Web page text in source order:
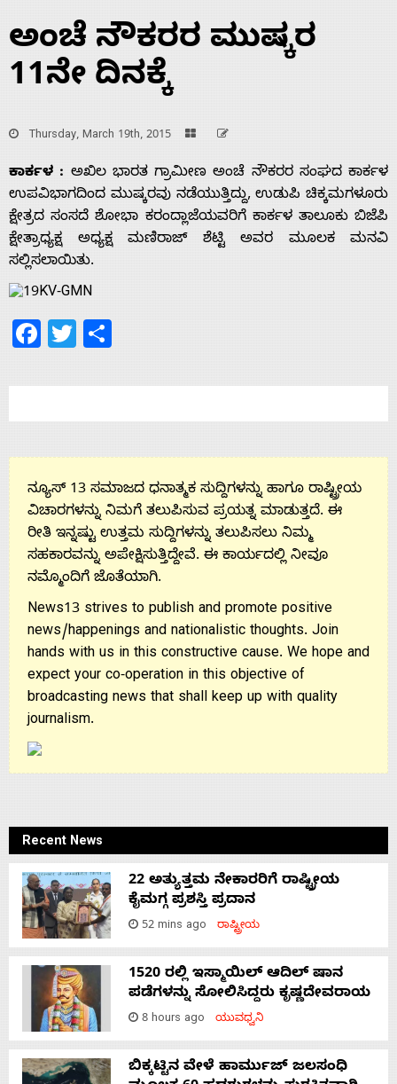
Home
About
Us
Advertise
With
s
Contact
Us
ಅಂಚೆ ನೌಕರರ ಮುಷ್ಕರ
11ನೇ ದಿನಕ್ಕೆ
Thursday, March 19th, 2015
ಕಾರ್ಕಳ : ಅಖಿಲ ಭಾರತ ಗ್ರಾಮೀಣ ಅಂಚೆ ನೌಕರರ ಸಂಘದ ಕಾರ್ಕಳ
ಉಪವಿಭಾಗದಿಂದ ಮುಷ್ಕರವು ನಡೆಯುತ್ತಿದ್ದು, ಉಡುಪಿ ಚಿಕ್ಕಮಗಳೂರು
ಕ್ಷೇತ್ರದ ಸಂಸದೆ ಶೋಭಾ ಕರಂದ್ಲಾಜೆಯವರಿಗೆ ಕಾರ್ಕಳ ತಾಲೂಕು ಬಿಜೆಪಿ
ಕ್ಷೇತ್ರಾಧ್ಯಕ್ಷ ಅಧ್ಯಕ್ಷ ಮಣಿರಾಜ್ ಶೆಟ್ಟಿ ಅವರ ಮೂಲಕ ಮನವಿ
ಸಲ್ಲಿಸಲಾಯಿತು.
Facebook
Twitter
ನ್ಯೂಸ್ 13 ಸಮಾಜದ ಧನಾತ್ಮಕ ಸುದ್ದಿಗಳನ್ನು ಹಾಗೂ ರಾಷ್ಟ್ರೀಯ
ವಿಚಾರಗಳನ್ನು ನಿಮಗೆ ತಲುಪಿಸುವ ಪ್ರಯತ್ನ ಮಾಡುತ್ತದೆ. ಈ
ರೀತಿ ಇನ್ನಷ್ಟು ಉತ್ತಮ ಸುದ್ದಿಗಳನ್ನು ತಲುಪಿಸಲು ನಿಮ್ಮ
ಸಹಕಾರವನ್ನು ಅಪೇಕ್ಷಿಸುತ್ತಿದ್ದೇವೆ. ಈ ಕಾರ್ಯದಲ್ಲಿ ನೀವೂ
ನಮ್ಮೊಂದಿಗೆ ಜೊತೆಯಾಗಿ.
News13 strives to publish and promote positive
news/happenings and nationalistic thoughts. Join
hands with us in this constructive cause. We hope and
expect your co-operation in this objective of
broadcasting news that shall keep up with quality
journalism.
Recent News
22 ಅತ್ಯುತ್ತಮ ನೇಕಾರರಿಗೆ ರಾಷ್ಟ್ರೀಯ
ಕೈಮಗ್ಗ ಪ್ರಶಸ್ತಿ ಪ್ರದಾನ
52 mins ago ರಾಷ್ಟ್ರೀಯ
1520 ರಲ್ಲಿ ಇಸ್ಮಾಯಿಲ್ ಆದಿಲ್ ಷಾನ
ಪಡೆಗಳನ್ನು ಸೋಲಿಸಿದ್ದರು ಕೃಷ್ಣದೇವರಾಯ
8 hours ago ಯುವಧ್ವನಿ
ಬಿಕ್ಕಟ್ಟಿನ ವೇಳೆ ಹಾರ್ಮುಜ್ ಜಲಸಂಧಿ